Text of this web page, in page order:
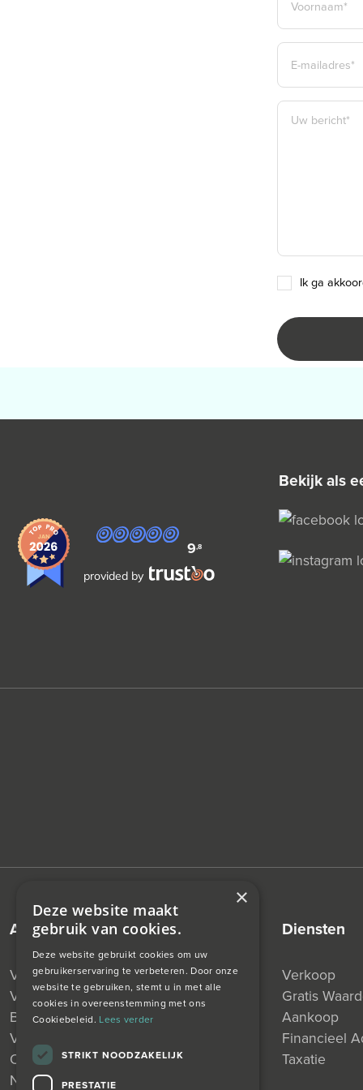
- Voor het optimaal behartigen van diens belangen adviseert
en kopers om een professionele aankoopmakelaar in te schakelen.
eenduidige manier van meten toe te passen voor het geven van
gebruiksoppervlakte. De Meetinstructie sluit verschillen in
VOORNAAM*
E-
MAILADRES
*
BERICHT
TOESTEMMING
ik ga
9,8
provided by
bekijk als
aanbod
Verkocht
Verhuurd
Beschikbaar
Verkocht Onder Voorbehoud
Onder Bod
Nieuw
diensten
Verkoop
Gratis
Aankoop
Financieel
Taxatie
×
Deze website maakt
gebruik van cookies.
Deze website gebruikt cookies om uw
gebruikerservaring te verbeteren. Door onze
website te gebruiken, stemt u in met alle
cookies in overeenstemming met ons
Cookiebeleid. Lees verder
STRIKT NOODZAKELIJK
PRESTATIE